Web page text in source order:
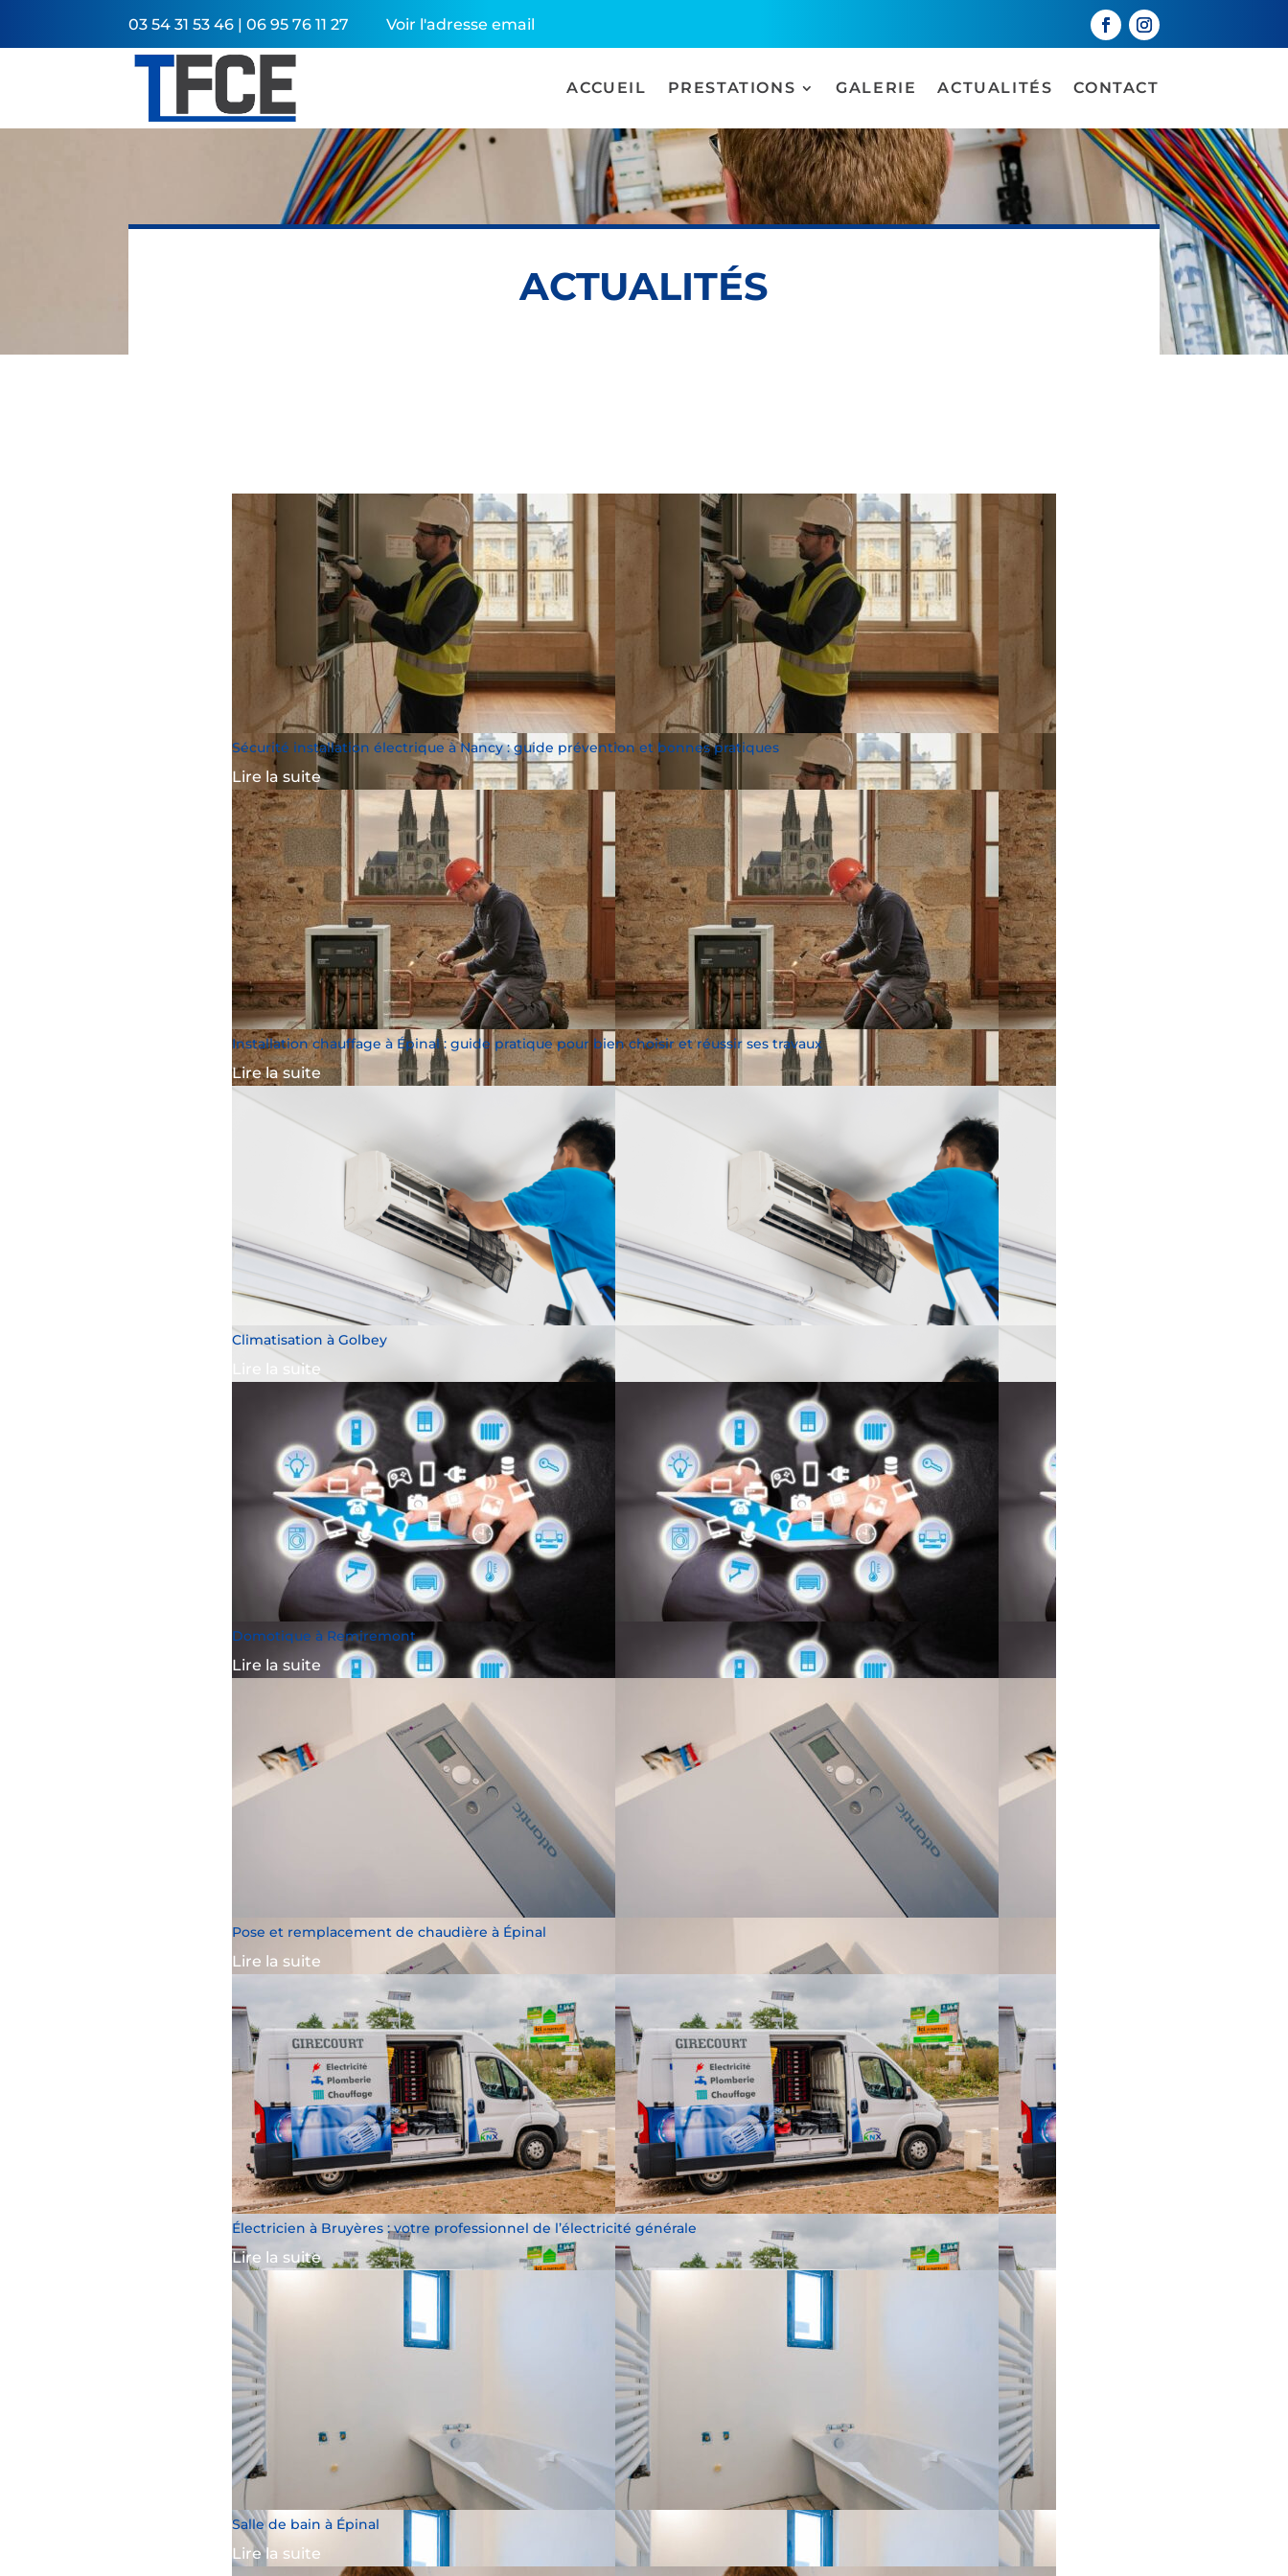
03 54 31 53 46 | 06 95 76 11 27 Voir l'adresse email
ACCUEIL PRESTATIONS GALERIE ACTUALITÉS CONTACT
ACTUALITÉS
Sécurité installation électrique à Nancy : guide prévention et bonnes pratiques
Lire la suite
Installation chauffage à Épinal : guide pratique pour bien choisir et réussir ses travaux
Lire la suite
Climatisation à Golbey
Lire la suite
Domotique à Remiremont
Lire la suite
Pose et remplacement de chaudière à Épinal
Lire la suite
Électricien à Bruyères : votre professionnel de l’électricité générale
Lire la suite
Salle de bain à Épinal
Lire la suite